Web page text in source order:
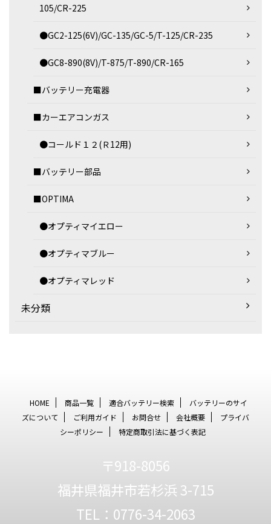
105/CR-225
●GC2-125(6V)/GC-135/GC-5/T-125/CR-235
●GC8-890(8V)/T-875/T-890/CR-165
■バッテリー充電器
■カーエアコンガス
●コールド１２(Ｒ12用)
■バッテリー部品
■OPTIMA
●オプティマイエロー
●オプティマブルー
●オプティマレッド
未分類
HOME 商品一覧 適合バッテリー検索
バッテリーのサイ
ズについて
ご利用ガイド お問合せ 会社概要
プライバ
シーポリシー
特定商取引法に基づく表記
〒918-8056
福井県福井市若杉浜 3-715
TEL：0776-34-2063